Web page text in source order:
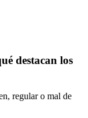
destacan los
regular o mal de